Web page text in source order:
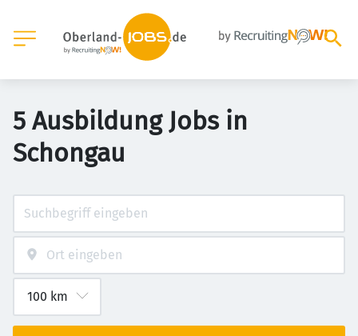
5 Ausbildung Jobs in
Schongau